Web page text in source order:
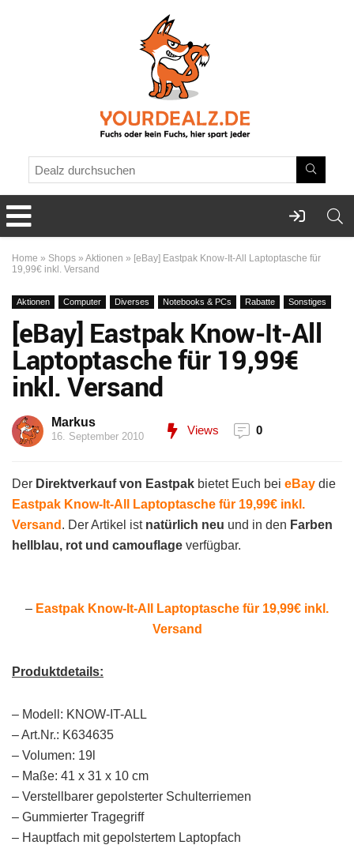
Home » Shops » Aktionen » [eBay] Eastpak Know-It-All Laptoptasche für
19,99€ inkl. Versand
Aktionen Computer Diverses Notebooks & PCs Rabatte Sonstiges
[eBay] Eastpak Know-It-All
Laptoptasche für 19,99€
inkl. Versand
Markus
16. September 2010 Views 0
Der Direktverkauf von Eastpak bietet Euch bei eBay die
Eastpak Know-It-All Laptoptasche für 19,99€ inkl.
Versand . Der Artikel ist natürlich neu und in den Farben
hellblau, rot und camouflage verfügbar.
– Eastpak Know-It-All Laptoptasche für 19,99€ inkl.
Versand
Produktdetails:
– Modell: KNOW-IT-ALL
– Art.Nr.: K634635
– Volumen: 19l
– Maße: 41 x 31 x 10 cm
– Verstellbarer gepolsterter Schulterriemen
– Gummierter Tragegriff
– Hauptfach mit gepolstertem Laptopfach